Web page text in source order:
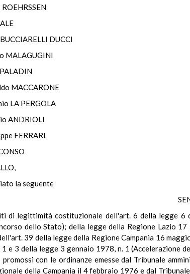
DUCCI
MACCARONE
LA PERGOLA
ANDRIOLI
FERRARI
la seguente
di legittimità costituzionale dell'art. 6 della legge 6
dello Stato); della legge della Regione Lazio
39 della legge della Regione Campania 16
e 3 della legge 3 gennaio 1978, n. 1 (Accelerazione
con le ordinanze emesse dal Tribunale
della Campania il 4 febbraio 1976 e dal